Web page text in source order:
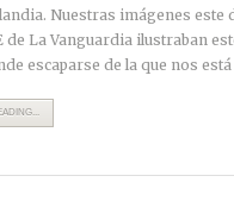
Nuestras imágenes este
de La Vanguardia ilustraban
escaparse de la que nos